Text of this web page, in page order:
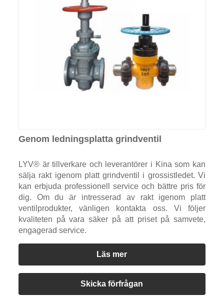
Genom ledningsplatta grindventil
LYV® är tillverkare och leverantörer i Kina som kan
sälja rakt igenom platt grindventil i grossistledet. Vi
kan erbjuda professionell service och bättre pris för
dig. Om du är intresserad av rakt igenom platt
ventilprodukter, vänligen kontakta oss. Vi följer
kvaliteten på vara säker på att priset på samvete,
engagerad service.
Läs mer
Skicka förfrågan